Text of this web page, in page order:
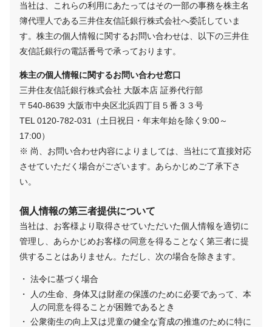
当社は、これらの利用にあたってはその一部の事務を株主名
簿代理人である三井住友信託銀行株式会社へ委託していま
す。株主の個人情報に関するお問い合わせは、以下の三井住
友信託銀行の電話番号で承っております。
株主の個人情報に関するお問い合わせ窓口
三井住友信託銀行株式会社 大阪本店 証券代行部
〒540-8639 大阪市中央区北浜四丁目５番３３号
TEL 0120-782-031（土日祝日・年末年始を除く9:00～
17:00）
※ 尚、お問い合わせ内容によりましては、当社にて直接対応
させていただく場合がございます。あらかじめご了承下さ
い。
個人情報の第三者提供について
当社は、お客様より取得させていただいた個人情報を適切に
管理し、あらかじめお客様の同意を得ることなく第三者に提
供することはありません。ただし、次の場合を除きます。
法令に基づく場合
人の生命、身体又は財産の保護のために必要であって、本
人の同意を得ることが困難であるとき
公衆衛生の向上又は児童の健全な育成の推進のために特に